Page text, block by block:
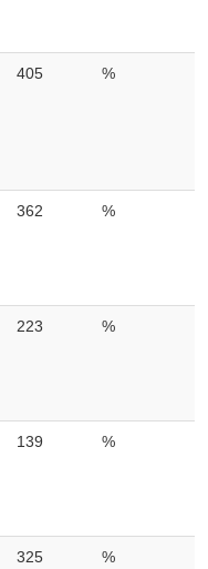
405 %
362 %
223 %
139 %
325 %